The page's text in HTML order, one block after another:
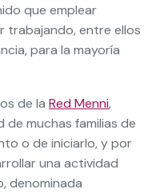
que emplear
trabajando, entre ellos
para la mayoría
de la Red Menni,
muchas familias de
o de iniciarlo, y por
una actividad
denominada